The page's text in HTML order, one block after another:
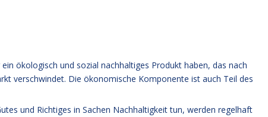
ökologisch und sozial nachhaltiges Produkt haben, das nach
verschwindet. Die ökonomische Komponente ist auch Teil des
und Richtiges in Sachen Nachhaltigkeit tun, werden regelhaft